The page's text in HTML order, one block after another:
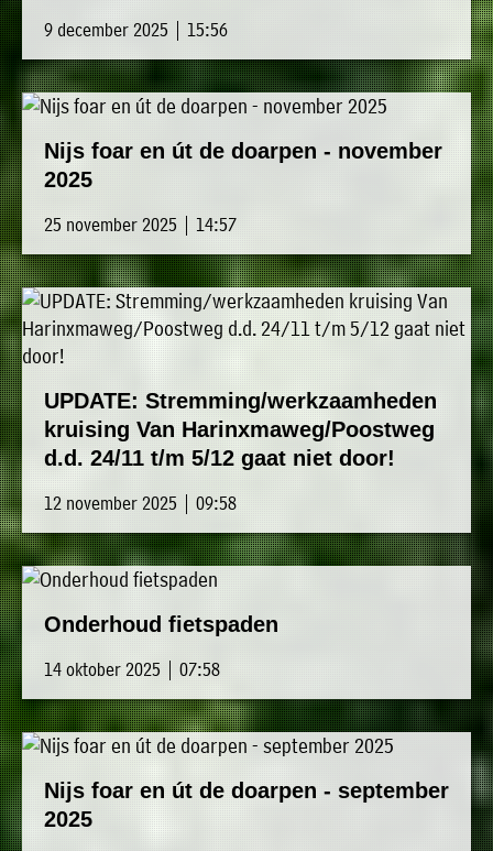
9 december 2025 | 15:56
Nijs foar en út de doarpen - november
2025
25 november 2025 | 14:57
UPDATE: Stremming/werkzaamheden
kruising Van Harinxmaweg/Poostweg
d.d. 24/11 t/m 5/12 gaat niet door!
12 november 2025 | 09:58
Onderhoud fietspaden
14 oktober 2025 | 07:58
Nijs foar en út de doarpen - september
2025